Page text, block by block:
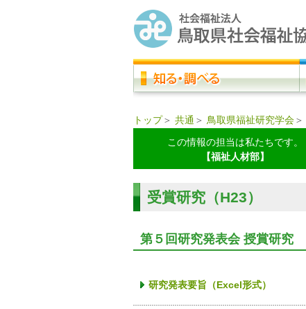
トップ＞ 共通 ＞ 鳥取県福祉研究学会＞
この情報の担当は私たちです。
【福祉人材部】
受賞研究（H23）
第５回研究発表会 授賞研究
研究発表要旨（Excel形式）